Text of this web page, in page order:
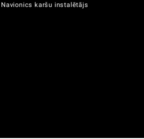
Navionics karšu instalētājs